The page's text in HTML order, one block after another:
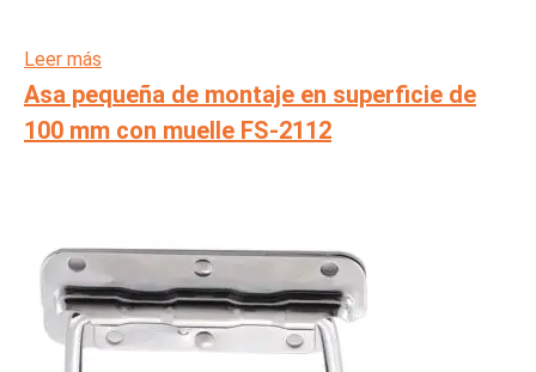
Leer más
Asa pequeña de montaje en superficie de
100 mm con muelle FS-2112